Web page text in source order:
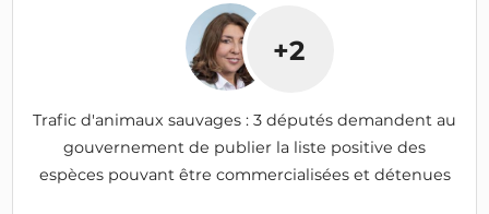
+2
Trafic d'animaux sauvages : 3 députés demandent au
gouvernement de publier la liste positive des
espèces pouvant être commercialisées et détenues